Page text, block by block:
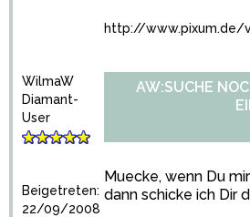
http://www.pixum.de/
WilmaW
Diamant-
User
Beigetreten:
22/09/2008
AW:SUCHE
Muecke, wenn Du
dann schicke ich Dir